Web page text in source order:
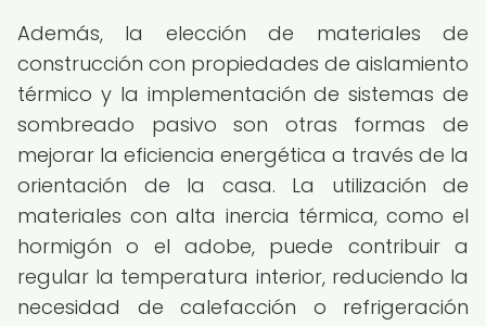
Además, la elección de materiales de
construcción con propiedades de aislamiento
térmico y la implementación de sistemas de
sombreado pasivo son otras formas de
mejorar la eficiencia energética a través de la
orientación de la casa. La utilización de
materiales con alta inercia térmica, como el
hormigón o el adobe, puede contribuir a
regular la temperatura interior, reduciendo la
necesidad de calefacción o refrigeración